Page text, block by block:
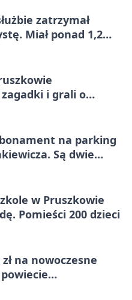
zatrzymał
Miał ponad 1,2
i grali o
na parking
Są dwie
w Pruszkowie
Pomieści 200 dzieci
na nowoczesne